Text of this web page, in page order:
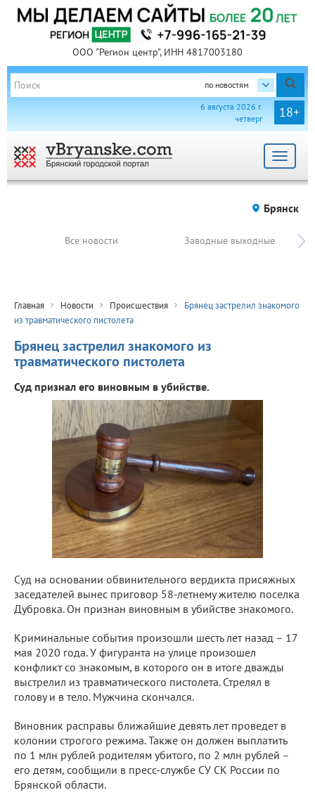
ООО "Регион центр", ИНН 4817003180
по новостям
18+
6 августа 2026 г.
четверг
Toggle
Брянск
Все новости Заводные выходные
Главная Новости Происшествия
Брянец застрелил знакомого
из травматического пистолета
Брянец застрелил знакомого из
травматического пистолета
Суд признал его виновным в убийстве.
Суд на основании обвинительного вердикта присяжных
заседателей вынес приговор 58-летнему жителю поселка
Дубровка. Он признан виновным в убийстве знакомого.
Криминальные события произошли шесть лет назад – 17
мая 2020 года. У фигуранта на улице произошел
конфликт со знакомым, в которого он в итоге дважды
выстрелил из травматического пистолета. Стрелял в
голову и в тело. Мужчина скончался.
Виновник расправы ближайшие девять лет проведет в
колонии строгого режима. Также он должен выплатить
по 1 млн рублей родителям убитого, по 2 млн рублей –
его детям, сообщили в пресс-службе СУ СК России по
Брянской области.